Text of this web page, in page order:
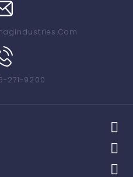
271-9200


